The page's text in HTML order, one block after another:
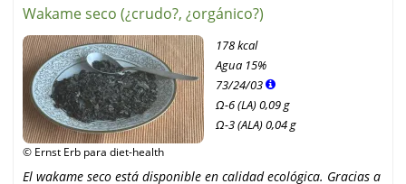
Wakame seco (¿crudo?, ¿orgánico?)
© Ernst Erb para diet-health
178 kcal
Agua 15%
73/24/03
Ω-6 (LA) 0,09 g
Ω-3 (ALA) 0,04 g
El wakame seco está disponible en calidad ecológica. Gracias a